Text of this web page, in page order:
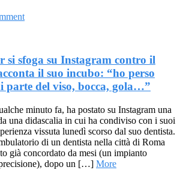
si sfoga su Instagram contro il
il suo incubo: “ho perso
parte del viso, bocca, gola…”
minuto fa, ha postato su Instagram una
una didascalia in cui ha condiviso con i suoi
vissuta lunedì scorso dal suo dentista.
di un dentista nella città di Roma
già concordato da mesi (un impianto
dopo un […] More